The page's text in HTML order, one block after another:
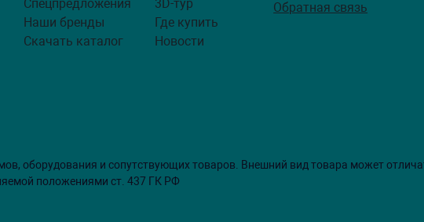
Спецпредложения
Наши бренды
Скачать каталог
3D-тур
Где купить
Новости
Обратная связь
оборудования и сопутствующих товаров. Внешний вид товара может
положениями ст. 437 ГК РФ